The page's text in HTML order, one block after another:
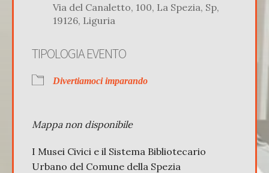
Via del Canaletto, 100, La Spezia, Sp,
19126, Liguria
TIPOLOGIA EVENTO
Divertiamoci imparando
Mappa non disponibile
I Musei Civici e il Sistema Bibliotecario
Urbano del Comune della Spezia